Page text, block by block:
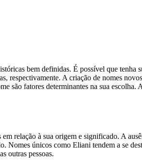
bem definidas. É possível que
respectivamente. A criação de nomes
são fatores determinantes na sua
relação à sua origem e significado. A
únicos como Eliani tendem a se
outras pessoas.